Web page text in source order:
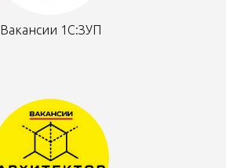
Вакансии 1С:ЗУП